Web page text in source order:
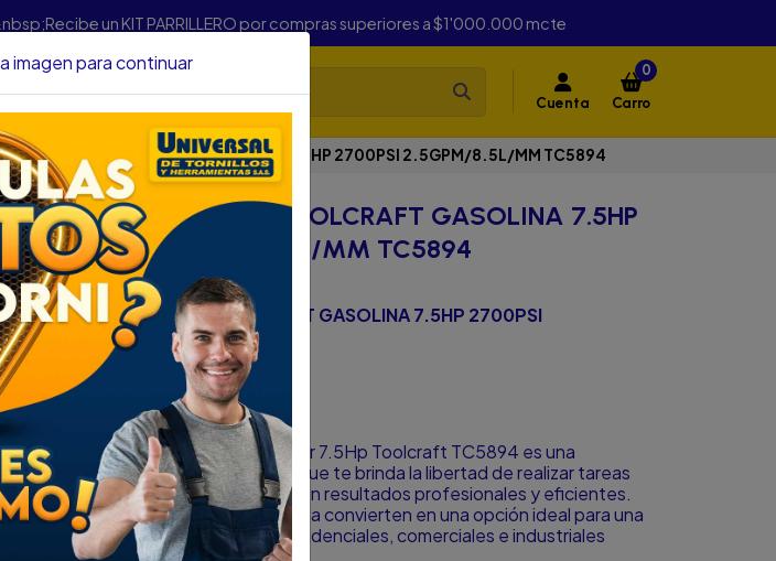
un KIT PARRILLERO por compras superiores a $1'000.000 mcte
Cuenta
0
Carro
TOOLCRAFT GASOLINA 7.5HP 2700PSI 2.5GPM/8.5L/MM TC5894
HIDROLAVADORA TOOLCRAFT GASOLINA 7.5HP
2700PSI 2.5GPM/8.5L/MM TC5894
DESCRIPCIÓN
HIDROLAVADORA TOOLCRAFT GASOLINA 7.5HP 2700PSI
2.5GPM/8.5L/MM TC5894
SKU...62510226
DESCRIPCION..
La Hidro lavadora Gasolina Motor 7.5Hp Toolcraft TC5894 es una
herramienta potente y versátil que te brinda la libertad de realizar tareas
de limpieza en cualquier lugar, con resultados profesionales y eficientes.
Su diseño portátil y su potencia la convierten en una opción ideal para una
amplia gama de aplicaciones residenciales, comerciales e industriales
imagen para continuar